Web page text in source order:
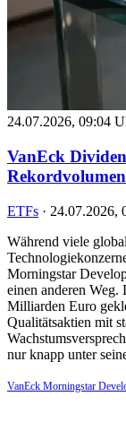
24.07.2026, 09:04
VanEck
Rekordvolumen
ETFs · 24.07.2026,
Während viele
Morningstar
einen anderen
Milliarden Euro
Qualitätsaktien mit
nur knapp unter
VanEck Morningstar